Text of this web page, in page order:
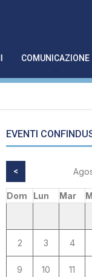
COMUNICAZIONE
EVENTI
<
Dom Lun Mar
2 3 4
9 10 11